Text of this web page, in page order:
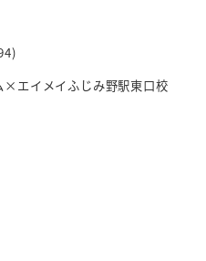
×エイメイふじみ野駅東口校